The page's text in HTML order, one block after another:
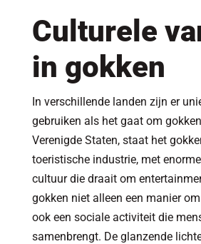
Culturele
in gokken
In verschillende landen zijn er
gebruiken als het gaat om
Verenigde Staten, staat het
toeristische industrie, met enorme
cultuur die draait om
gokken niet alleen een manier
ook een sociale activiteit die
samenbrengt. De glanzende